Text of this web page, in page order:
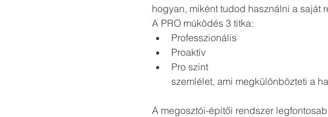
hogyan, miként tudod használni a saját
A PRO múködés 3 titka:
Professzionális
Proaktív
Pro szint
szemlélet, ami megkülönbözteti a
A megosztói-építői rendszer